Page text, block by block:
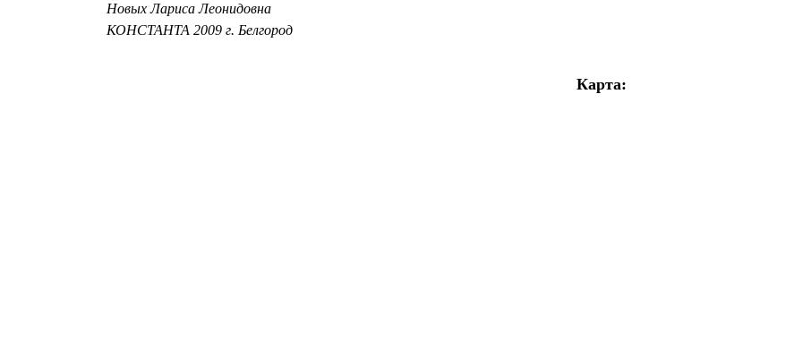
Новых Лариса Леонидовна
КОНСТАНТА 2009 г. Белгород
Карта: